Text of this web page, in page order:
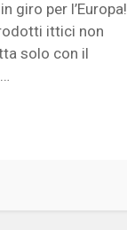
giro per l’Europa!
ittici non
solo con il